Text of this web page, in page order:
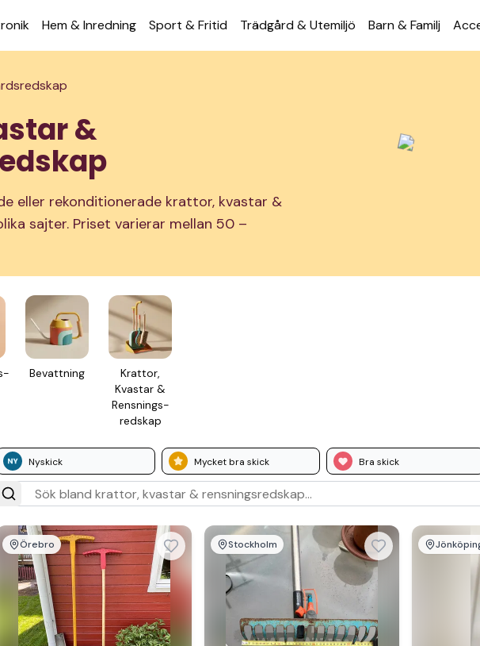
Hem & Inred­ning Sport & Fritid Trädgård & Utemiljö Barn & Familj
&
eller rekonditionerade krattor, kvastar &
sajter. Priset varierar mellan 50 –
Bevatt­ning
Krattor,
Kvastar &
Rensnings­
redskap
Nyskick Mycket bra skick Bra skick
Örebro Stockholm